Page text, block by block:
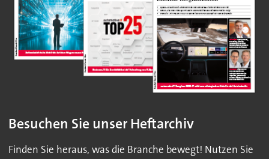
Besuchen Sie unser Heftarchiv
Finden Sie heraus, was die Branche bewegt! Nutzen Sie